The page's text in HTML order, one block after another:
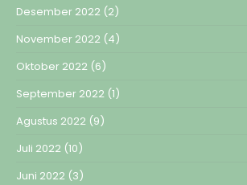
Desember 2022 (2)
November 2022 (4)
Oktober 2022 (6)
September 2022 (1)
Agustus 2022 (9)
Juli 2022 (10)
Juni 2022 (3)